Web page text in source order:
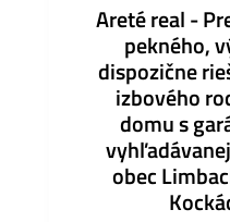
Areté real -
pekného,
dispozične
izbového
domu s
obec